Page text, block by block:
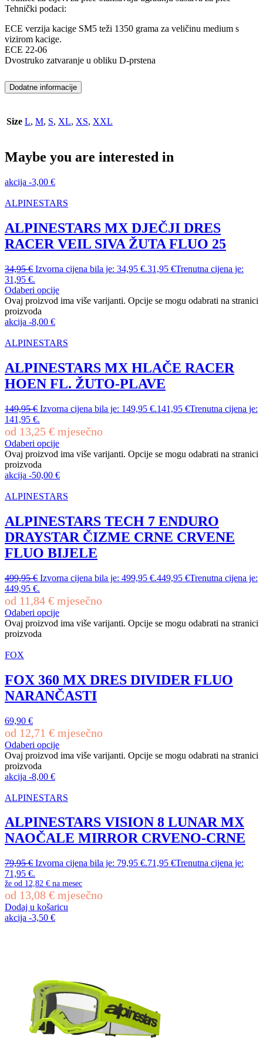
Tehnički podaci:
ECE verzija kacige SM5 teži 1350 grama za veličinu medium s
vizirom kacige.
ECE 22-06
Dvostruko zatvaranje u obliku D-prstena
Dodatne informacije
Size L, M, S, XL, XS, XXL
Maybe you are interested in
akcija -3,00 €
ALPINESTARS
ALPINESTARS MX DJEČJI DRES
RACER VEIL SIVA ŽUTA FLUO 25
34,95€ Izvorna cijena bila je: 34,95 €.31,95 €Trenutna cijena je:
31,95 €.
Odaberi opcije
Ovaj proizvod ima više varijanti. Opcije se mogu odabrati na stranici
proizvoda
akcija -8,00 €
ALPINESTARS
ALPINESTARS MX HLAČE RACER
HOEN FL. ŽUTO-PLAVE
149,95€ Izvorna cijena bila je: 149,95 €.141,95 €Trenutna cijena je:
141,95 €.
od 13,25 € mjesečno
Odaberi opcije
Ovaj proizvod ima više varijanti. Opcije se mogu odabrati na stranici
proizvoda
akcija -50,00 €
ALPINESTARS
ALPINESTARS TECH 7 ENDURO
DRAYSTAR ČIZME CRNE CRVENE
FLUO BIJELE
499,95€ Izvorna cijena bila je: 499,95 €.449,95 €Trenutna cijena je:
449,95 €.
od 11,84 € mjesečno
Odaberi opcije
Ovaj proizvod ima više varijanti. Opcije se mogu odabrati na stranici
proizvoda
FOX
FOX 360 MX DRES DIVIDER FLUO
NARANČASTI
69,90 €
od 12,71 € mjesečno
Odaberi opcije
Ovaj proizvod ima više varijanti. Opcije se mogu odabrati na stranici
proizvoda
akcija -8,00 €
ALPINESTARS
ALPINESTARS VISION 8 LUNAR MX
NAOČALE MIRROR CRVENO-CRNE
79,95€ Izvorna cijena bila je: 79,95 €.71,95 €Trenutna cijena je:
71,95 €.
že od 12,82 € na mesec
od 13,08 € mjesečno
Dodaj u košaricu
akcija -3,50 €